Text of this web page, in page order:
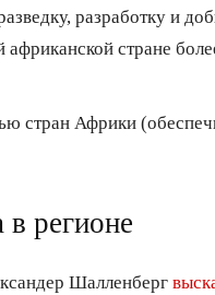
разработку и
стране
стран Африки
в регионе
Шалленберг